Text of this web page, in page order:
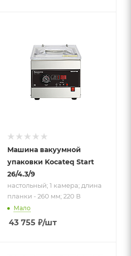
камера; длина
планки - 260 мм;
Машина вакуумной
упаковки Kocateq Start
26/4.3/9
настольный; 1 камера; длина
планки - 260 мм; 220 В
Мало
43 755 ₽/шт